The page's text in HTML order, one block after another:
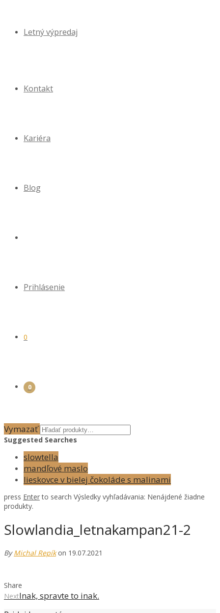
Letný výpredaj
Kontakt
Kariéra
Blog
Prihlásenie
0
0
Vymazať
Suggested Searches
slowtella
mandľové maslo
lieskovce v bielej čokoláde s malinami
press Enterto search Výsledky vyhľadávania: Nenájdené žiadne
produkty.
Slowlandia_letnakampan21-2
ByMichal Repík on 19.07.2021
Share
NextInak, spravte to inak.